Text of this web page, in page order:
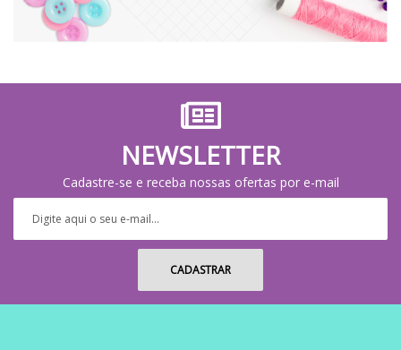
NEWSLETTER
Cadastre-se e receba nossas ofertas por e-mail